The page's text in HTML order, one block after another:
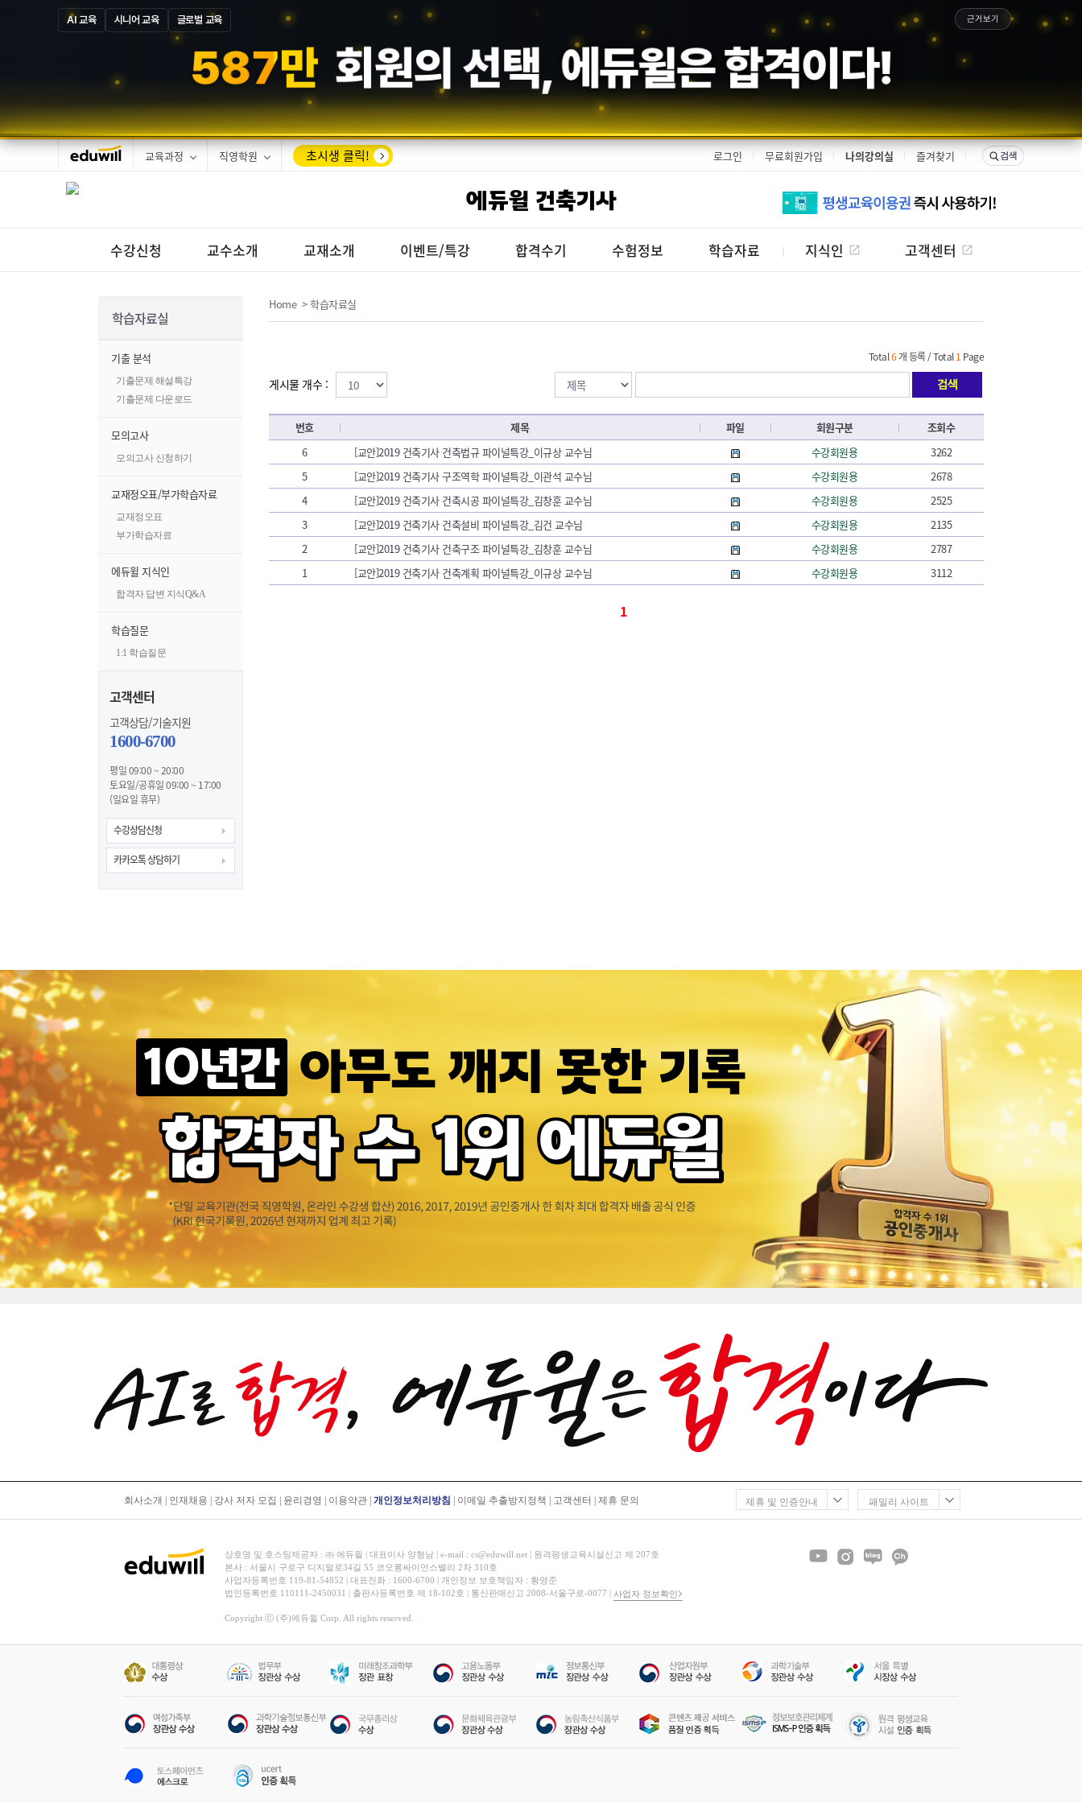
AI 교육 시니어 교육 글로벌 교육
12만 합격수기의 증명, 에듀윌은 합격이다!
근거보기
교육과정 직영학원 초시생 클릭! 로그인 무료회원가입 나의강의실 즐겨찾기
에듀윌 건축기사
수강신청 교수소개 교재소개 이벤트/특강 합격수기 수험정보 학습자료 지식인 고객센터
학습자료실
기출 분석
기출문제 해설특강
기출문제 다운로드
모의고사
모의고사 신청하기
교재정오표/부가학습자료
교재정오표
부가학습자료
에듀윌 지식인
합격자 답변 지식Q&A
학습질문
1:1 학습질문
고객센터
고객상담/기술지원
1600-6700
평일 09:00 ~ 20:00
토요일/공휴일 09:00 ~ 17:00
(일요일 휴무)
수강상담신청
카카오톡 상담하기
Home>학습자료실
Total6개 등록 / Total1 Page
게시물 개수 :
번호 제목 파일 회원구분
조회수
6
[교안]2019 건축기사 건축법규 파이널특강_이규상 교수님 수강회원용
3262
5
[교안]2019 건축기사 구조역학 파이널특강_이관석 교수님 수강회원용
2678
4
[교안]2019 건축기사 건축시공 파이널특강_김창훈 교수님 수강회원용
2525
3
[교안]2019 건축기사 건축설비 파이널특강_김건 교수님 수강회원용
2135
2
[교안]2019 건축기사 건축구조 파이널특강_김창훈 교수님 수강회원용
2787
1
[교안]2019 건축기사 건축계획 파이널특강_이규상 교수님 수강회원용 3112
1
회사소개 인재채용 강사 저자 모집 윤리경영 이용약관 개인정보처리방침 이메일 추출방지정책 고객센터 제휴 문의
상호명 및 호스팅제공자 : ㈜ 에듀윌 | 대표이사 양형남 | e-mail : cs@eduwill.net | 원격평생교육시설신고 제 207호
본사 : 서울시 구로구 디지털로34길 55 코오롱싸이언스밸리 2차 310호
사업자등록번호 119-81-54852 | 대표전화 : 1600-6700 | 개인정보 보호책임자 : 황영준
법인등록번호 110111-2450031 | 출판사등록번호 제 18-102호 | 통신판매신고 2008-서울구로-0077 | 사업자 정보확인
Copyright ⓒ (주)에듀윌 Corp. All rights reserved.
패밀리 사이트
제휴 및 인증안내